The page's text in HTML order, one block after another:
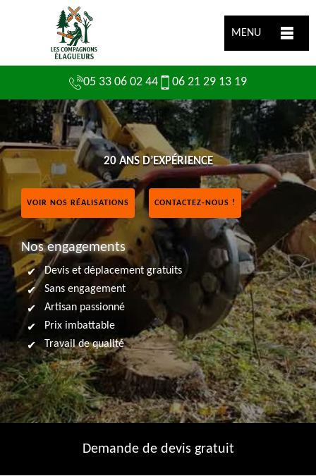
MENU
05 33 06 02 44 06 21 29 13 19
20 ANS D’EXPÉRIENCE
VOIR NOS RÉALISATIONS CONTACTEZ-NOUS !
Nos engagements
Devis et déplacement gratuits
Sans engagement
Artisan passionné
Prix imbattable
Travail de qualité
Demande de devis gratuit